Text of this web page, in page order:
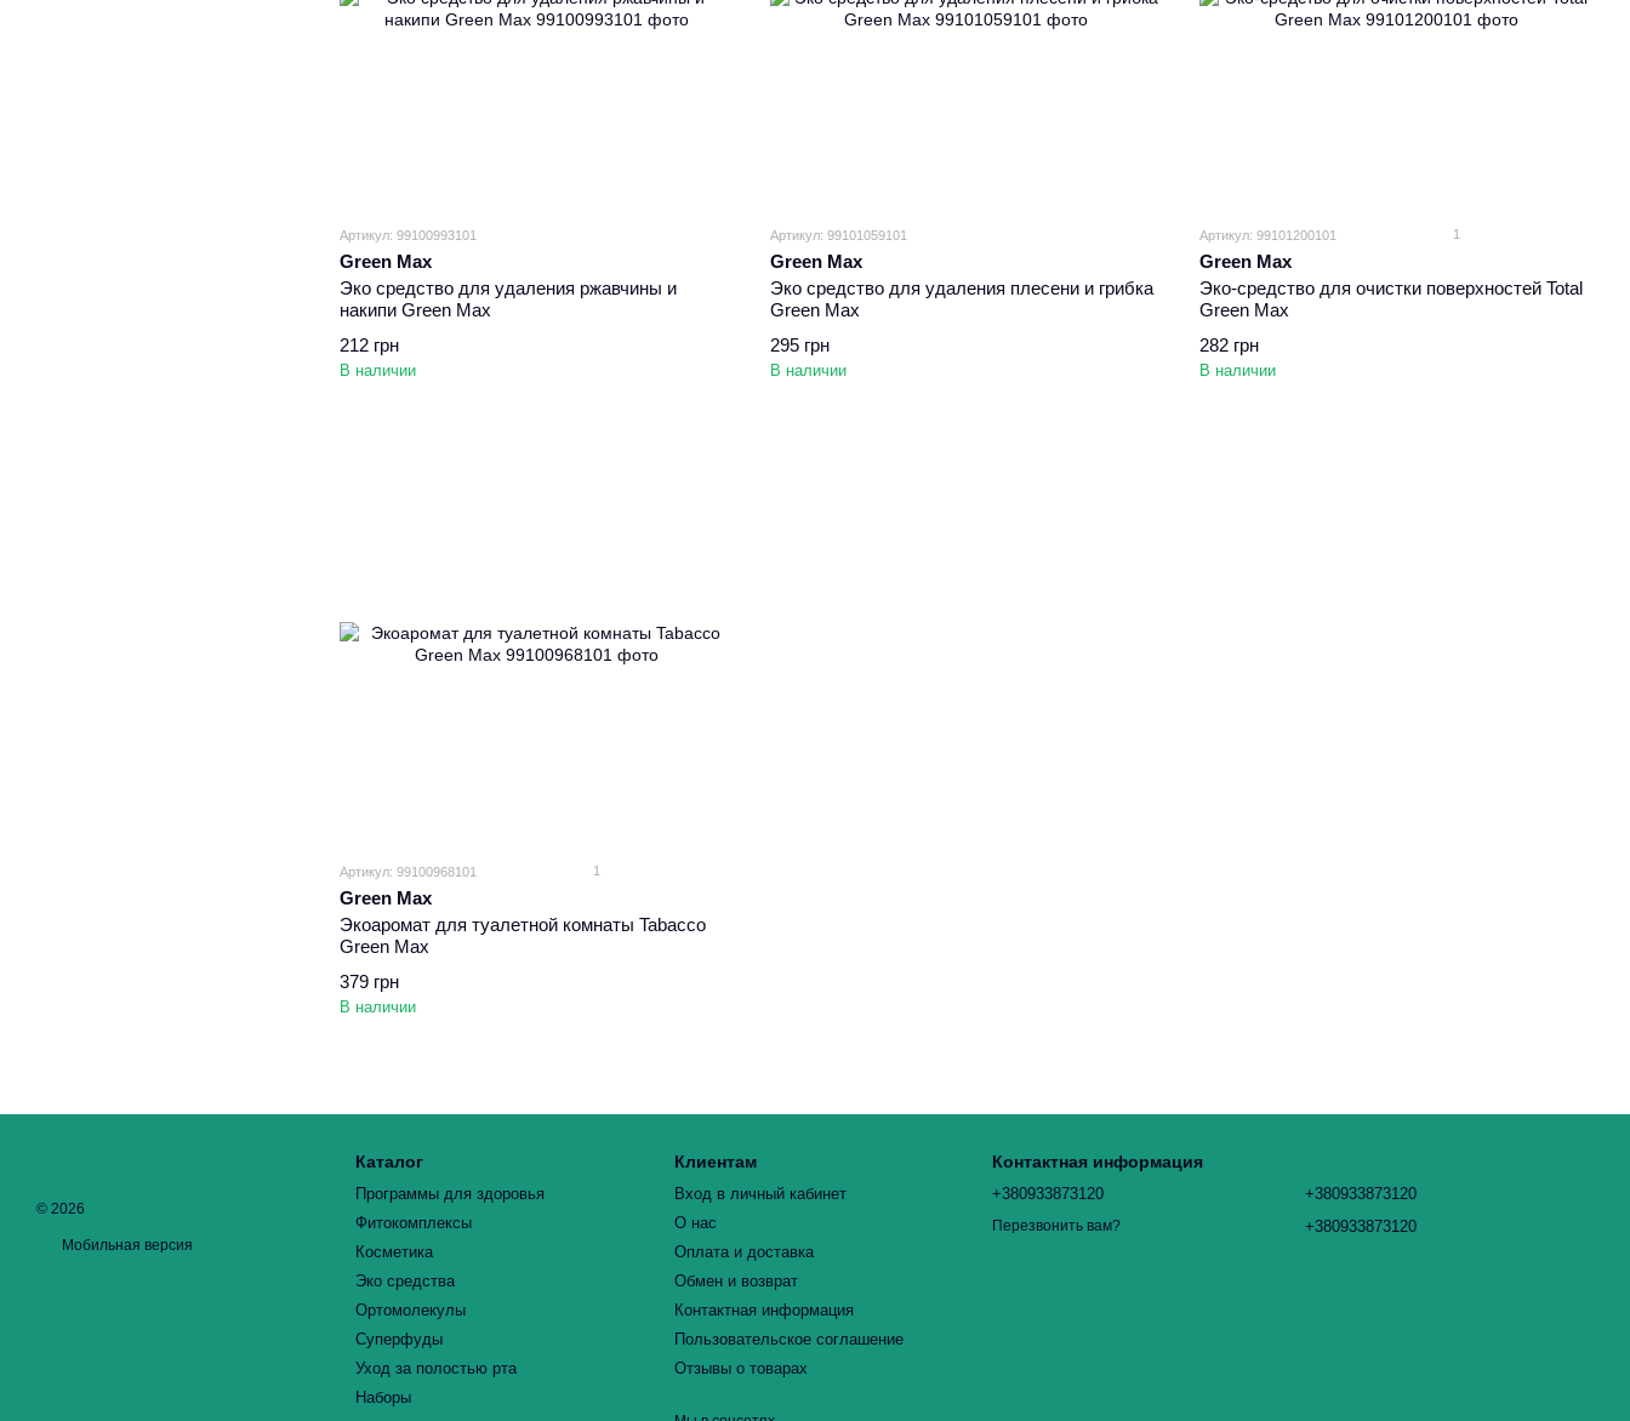
Артикул: 99100993101
Green Max
Эко средство для удаления ржавчины и
накипи Green Max
212 грн
В наличии
Артикул: 99101059101
Green Max
Эко средство для удаления плесени и грибка
Green Max
295 грн
В наличии
Артикул: 99101200101 1
Green Max
Эко-средство для очистки поверхностей Total
Green Max
282 грн
В наличии
Артикул: 99100968101 1
Green Max
Экоаромат для туалетной комнаты Tabacco
Green Max
379 грн
В наличии
© 2026
Мобильная версия
Каталог
Программы для здоровья
Фитокомплексы
Косметика
Эко средства
Ортомолекулы
Суперфуды
Уход за полостью рта
Наборы
Клиентам
Вход в личный кабинет
О нас
Оплата и доставка
Обмен и возврат
Контактная информация
Пользовательское соглашение
Отзывы о товарах
Контактная информация
+380933873120
Перезвонить вам?
+380933873120
+380933873120